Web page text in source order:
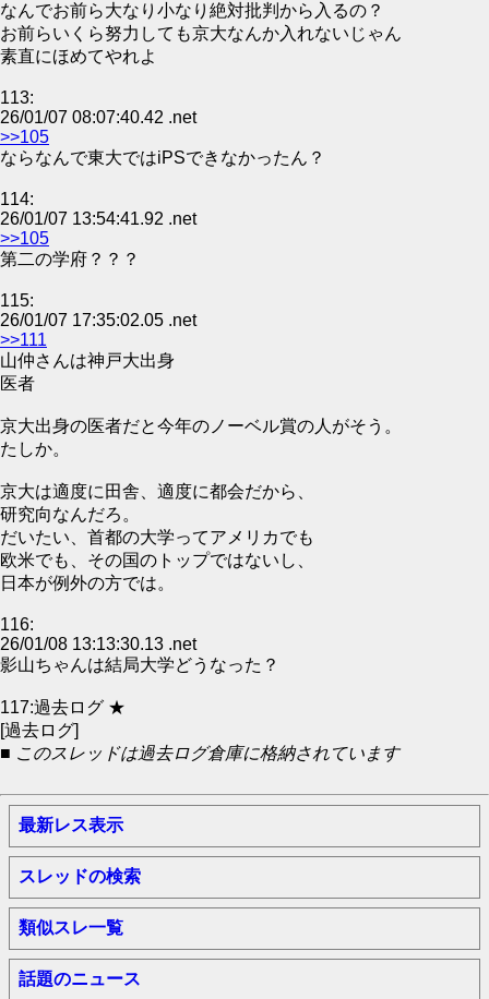
なんでお前ら大なり小なり絶対批判から入るの？
お前らいくら努力しても京大なんか入れないじゃん
素直にほめてやれよ
113:
26/01/07 08:07:40.42 .net
>>105
ならなんで東大ではiPSできなかったん？
114:
26/01/07 13:54:41.92 .net
>>105
第二の学府？？？
115:
26/01/07 17:35:02.05 .net
>>111
山仲さんは神戸大出身
医者
京大出身の医者だと今年のノーベル賞の人がそう。
たしか。
京大は適度に田舎、適度に都会だから、
研究向なんだろ。
だいたい、首都の大学ってアメリカでも
欧米でも、その国のトップではないし、
日本が例外の方では。
116:
26/01/08 13:13:30.13 .net
影山ちゃんは結局大学どうなった？
117:過去ログ ★
[過去ログ]
■ このスレッドは過去ログ倉庫に格納されています
最新レス表示
スレッドの検索
類似スレ一覧
話題のニュース